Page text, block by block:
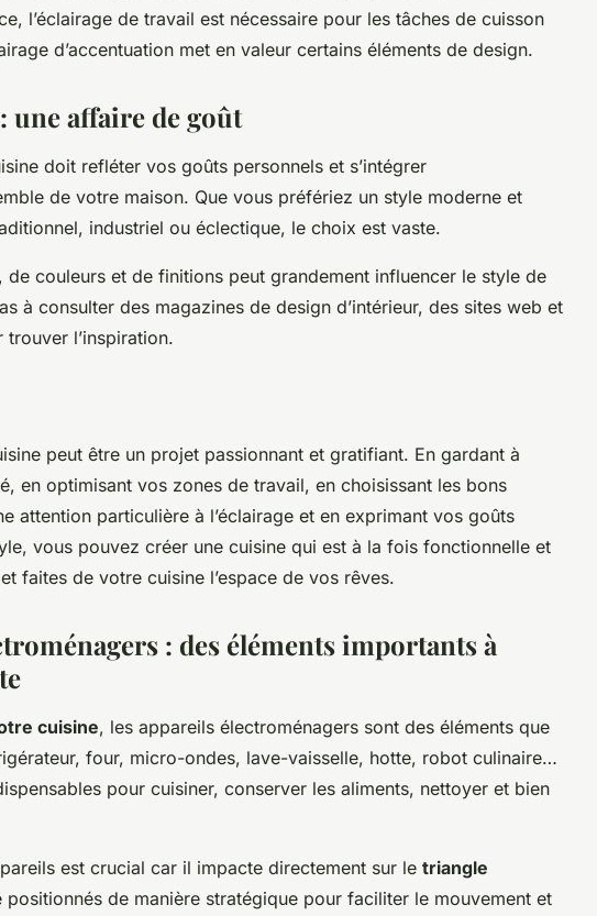
l’éclairage de travail est nécessaire pour les tâches de cuisson
d’accentuation met en valeur certains éléments de design.
une affaire de goût
doit refléter vos goûts personnels et s’intégrer
de votre maison. Que vous préfériez un style moderne et
industriel ou éclectique, le choix est vaste.
couleurs et de finitions peut grandement influencer le style de
à consulter des magazines de design d’intérieur, des sites web et
l’inspiration.
peut être un projet passionnant et gratifiant. En gardant à
en optimisant vos zones de travail, en choisissant les bons
attention particulière à l’éclairage et en exprimant vos goûts
vous pouvez créer une cuisine qui est à la fois fonctionnelle et
faites de votre cuisine l’espace de vos rêves.
: des éléments importants à
cuisine, les appareils électroménagers sont des éléments que
four, micro-ondes, lave-vaisselle, hotte, robot culinaire…
pour cuisiner, conserver les aliments, nettoyer et bien
est crucial car il impacte directement sur le triangle
positionnés de manière stratégique pour faciliter le mouvement et